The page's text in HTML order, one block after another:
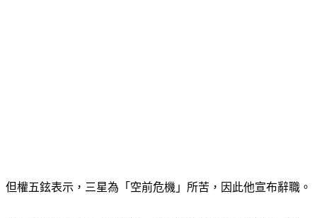
但權五鉉表示，三星為「空前危機」所苦，因此他宣布辭職。